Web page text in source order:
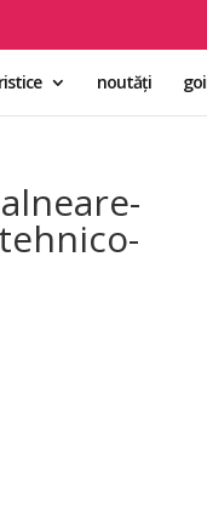
noutăți